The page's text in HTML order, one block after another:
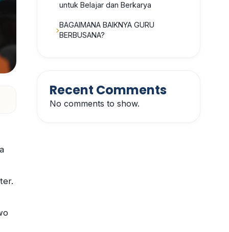
untuk Belajar dan Berkarya
BAGAIMANA BAIKNYA GURU
BERBUSANA?
Recent Comments
No comments to show.